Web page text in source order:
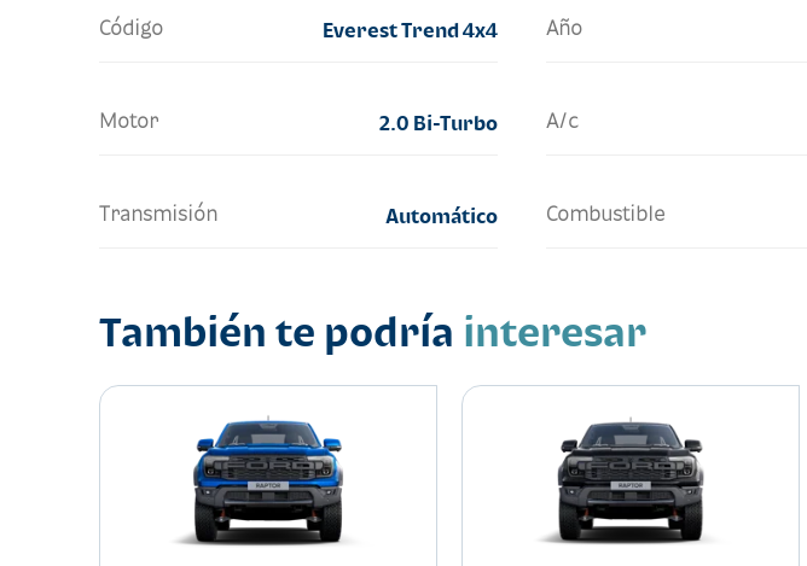
Código Everest Trend 4x4 Año
Motor 2.0 Bi-Turbo A/c
Transmisión Automático Combustible
También te podría interesar